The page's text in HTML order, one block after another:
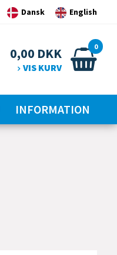
Dansk English
0
0,00 DKK
VIS KURV
INFORMATION